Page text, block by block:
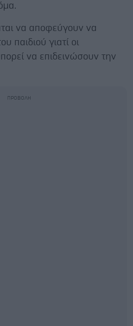
να αποφεύγουν να
παιδιού γιατί οι
να επιδεινώσουν την